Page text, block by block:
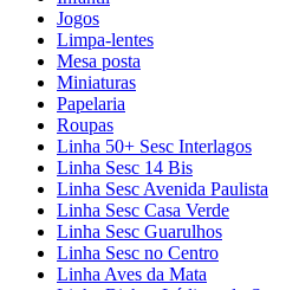
Jogos
Limpa-lentes
Mesa posta
Miniaturas
Papelaria
Roupas
Linha 50+ Sesc Interlagos
Linha Sesc 14 Bis
Linha Sesc Avenida Paulista
Linha Sesc Casa Verde
Linha Sesc Guarulhos
Linha Sesc no Centro
Linha Aves da Mata